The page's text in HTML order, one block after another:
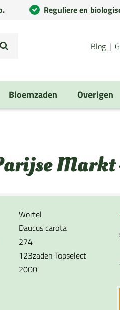
Reguliere en
Blog
Bloemzaden Overigen
Wortel
Daucus carota
274
123zaden Topselect
2000